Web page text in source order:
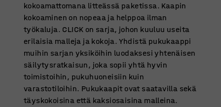
kokoamattomana litteässä paketissa. Kaapin
kokoaminen on nopeaa ja helppoa ilman
työkaluja. CLICK on sarja, johon kuuluu useita
erilaisia malleja ja kokoja. Yhdistä pukukaappi
muihin sarjan yksiköihin luodaksesi yhtenäisen
säilytysratkaisun, joka sopii yhtä hyvin
toimistoihin, pukuhuoneisiin kuin
varastotiloihin. Pukukaapit ovat saatavilla sekä
täyskokoisina että kaksiosaisina malleina.